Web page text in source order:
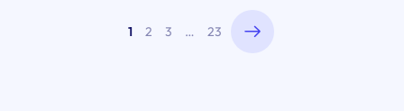
1 2 3 … 23